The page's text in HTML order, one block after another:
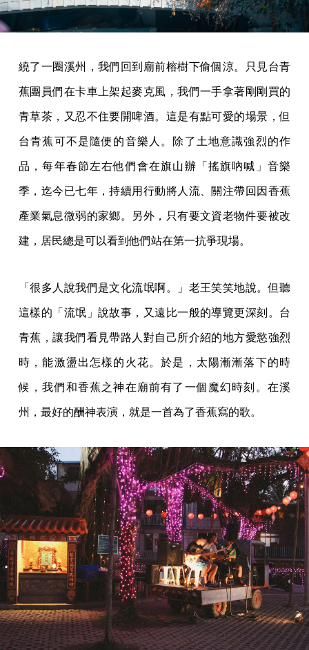
繞了一圈溪州，我們回到廟前榕樹下偷個涼。只見台青
蕉團員們在卡車上架起麥克風，我們一手拿著剛剛買的
青草茶，又忍不住要開啤酒。這是有點可愛的場景，但
台青蕉可不是隨便的音樂人。除了土地意識強烈的作
品，每年春節左右他們會在旗山辦「搖旗吶喊」音樂
季，迄今已七年，持續用行動將人流、關注帶回因香蕉
產業氣息微弱的家鄉。另外，只有要文資老物件要被改
建，居民總是可以看到他們站在第一抗爭現場。
「很多人說我們是文化流氓啊。」老王笑笑地說。但聽
這樣的「流氓」說故事，又遠比一般的導覽更深刻。台
青蕉，讓我們看見帶路人對自己所介紹的地方愛慾強烈
時，能激盪出怎樣的火花。於是，太陽漸漸落下的時
候，我們和香蕉之神在廟前有了一個魔幻時刻。在溪
州，最好的酬神表演，就是一首為了香蕉寫的歌。